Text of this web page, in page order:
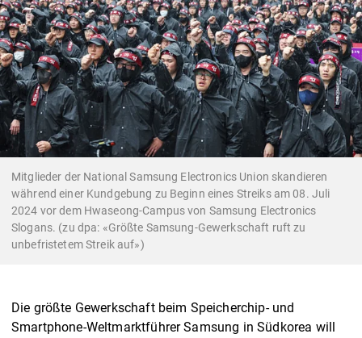
Mitglieder der National Samsung Electronics Union skandieren
während einer Kundgebung zu Beginn eines Streiks am 08. Juli
2024 vor dem Hwaseong-Campus von Samsung Electronics
Slogans. (zu dpa: «Größte Samsung-Gewerkschaft ruft zu
unbefristetem Streik auf»)
Die größte Gewerkschaft beim Speicherchip- und
Smartphone-Weltmarktführer Samsung in Südkorea will